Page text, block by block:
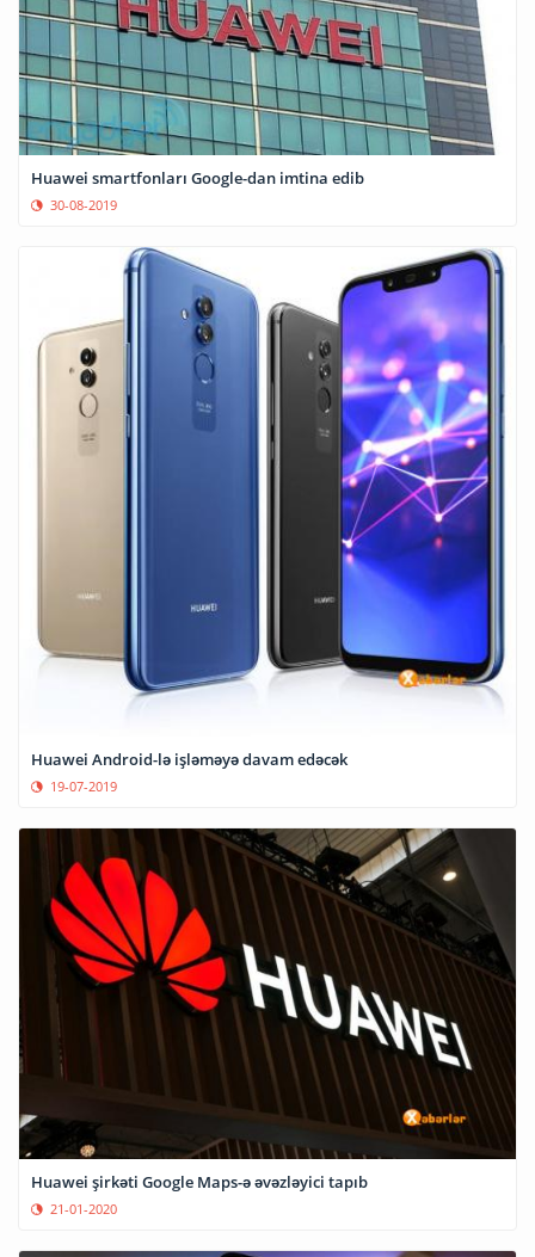
Huawei smartfonları Google-dan imtina edib
30-08-2019
Huawei Android-lə işləməyə davam edəcək
19-07-2019
Huawei şirkəti Google Maps-ə əvəzləyici tapıb
21-01-2020